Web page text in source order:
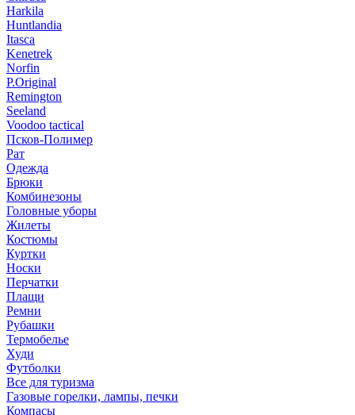
Harkila
Huntlandia
Itasca
Kenetrek
Norfin
P.Original
Remington
Seeland
Voodoo tactical
Псков-Полимер
Рат
Одежда
Брюки
Комбинезоны
Головные уборы
Жилеты
Костюмы
Куртки
Носки
Перчатки
Плащи
Ремни
Рубашки
Термобелье
Худи
Футболки
Все для туризма
Газовые горелки, лампы, печки
Компасы